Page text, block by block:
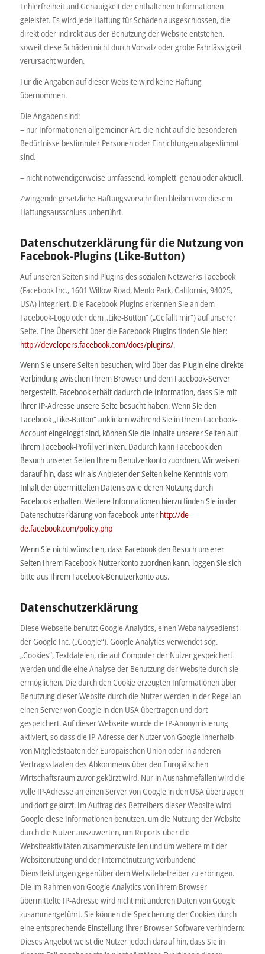
Fehlerfreiheit und Genauigkeit der enthaltenen Informationen
geleistet. Es wird jede Haftung für Schäden ausgeschlossen, die
direkt oder indirekt aus der Benutzung der Website entstehen,
soweit diese Schäden nicht durch Vorsatz oder grobe Fahrlässigkeit
verursacht wurden.
Für die Angaben auf dieser Website wird keine Haftung
übernommen.
Die Angaben sind:
– nur Informationen allgemeiner Art, die nicht auf die besonderen
Bedürfnisse bestimmter Personen oder Einrichtungen abgestimmt
sind.
– nicht notwendigerweise umfassend, komplett, genau oder aktuell.
Zwingende gesetzliche Haftungsvorschriften bleiben von diesem
Haftungsausschluss unberührt.
Datenschutzerklärung für die Nutzung von
Facebook-Plugins (Like-Button)
Auf unseren Seiten sind Plugins des sozialen Netzwerks Facebook
(Facebook Inc., 1601 Willow Road, Menlo Park, California, 94025,
USA) integriert. Die Facebook-Plugins erkennen Sie an dem
Facebook-Logo oder dem „Like-Button“ („Gefällt mir“) auf unserer
Seite. Eine Übersicht über die Facebook-Plugins finden Sie hier:
http://developers.facebook.com/docs/plugins/.
Wenn Sie unsere Seiten besuchen, wird über das Plugin eine direkte
Verbindung zwischen Ihrem Browser und dem Facebook-Server
hergestellt. Facebook erhält dadurch die Information, dass Sie mit
Ihrer IP-Adresse unsere Seite besucht haben. Wenn Sie den
Facebook „Like-Button“ anklicken während Sie in Ihrem Facebook-
Account eingeloggt sind, können Sie die Inhalte unserer Seiten auf
Ihrem Facebook-Profil verlinken. Dadurch kann Facebook den
Besuch unserer Seiten Ihrem Benutzerkonto zuordnen. Wir weisen
darauf hin, dass wir als Anbieter der Seiten keine Kenntnis vom
Inhalt der übermittelten Daten sowie deren Nutzung durch
Facebook erhalten. Weitere Informationen hierzu finden Sie in der
Datenschutzerklärung von facebook unter http://de-
de.facebook.com/policy.php
Wenn Sie nicht wünschen, dass Facebook den Besuch unserer
Seiten Ihrem Facebook-Nutzerkonto zuordnen kann, loggen Sie sich
bitte aus Ihrem Facebook-Benutzerkonto aus.
Datenschutzerklärung
Diese Webseite benutzt Google Analytics, einen Webanalysedienst
der Google Inc. („Google“). Google Analytics verwendet sog.
„Cookies“, Textdateien, die auf Computer der Nutzer gespeichert
werden und die eine Analyse der Benutzung der Website durch sie
ermöglichen. Die durch den Cookie erzeugten Informationen über
Benutzung dieser Website durch die Nutzer werden in der Regel an
einen Server von Google in den USA übertragen und dort
gespeichert. Auf dieser Webseite wurde die IP-Anonymisierung
aktiviert, so dass die IP-Adresse der Nutzer von Google innerhalb
von Mitgliedstaaten der Europäischen Union oder in anderen
Vertragsstaaten des Abkommens über den Europäischen
Wirtschaftsraum zuvor gekürzt wird. Nur in Ausnahmefällen wird die
volle IP-Adresse an einen Server von Google in den USA übertragen
und dort gekürzt. Im Auftrag des Betreibers dieser Website wird
Google diese Informationen benutzen, um die Nutzung der Website
durch die Nutzer auszuwerten, um Reports über die
Websiteaktivitäten zusammenzustellen und um weitere mit der
Websitenutzung und der Internetnutzung verbundene
Dienstleistungen gegenüber dem Websitebetreiber zu erbringen.
Die im Rahmen von Google Analytics von Ihrem Browser
übermittelte IP-Adresse wird nicht mit anderen Daten von Google
zusammengeführt. Sie können die Speicherung der Cookies durch
eine entsprechende Einstellung Ihrer Browser-Software verhindern;
Dieses Angebot weist die Nutzer jedoch darauf hin, dass Sie in
Kundenbewertungen und Erfahrungen zu
ASSOS Schlüsselnotdienst 24H KEINE
ANFAHRTKOSTEN